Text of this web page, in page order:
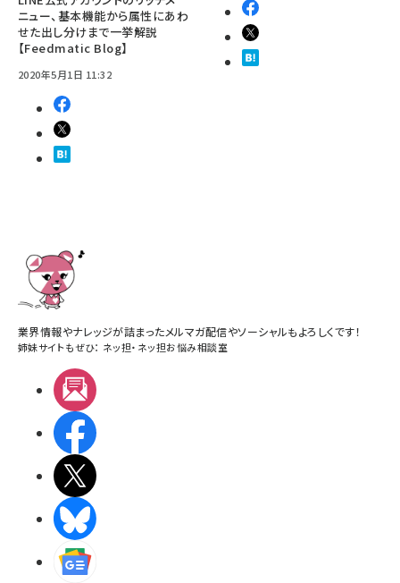
ニュー、基本機能から属性にあわ
せた出し分けまで一挙解説
【Feedmatic Blog】
2020年5月1日 11:32
業界情報やナレッジが詰まったメルマガ配信やソーシャルもよろしくです！
姉妹サイトもぜひ： ネッ担・ ネッ担お悩み相談室